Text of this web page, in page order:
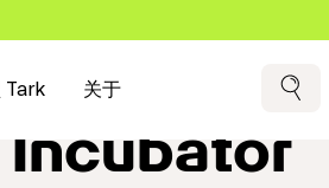
Tark 关于 搜索